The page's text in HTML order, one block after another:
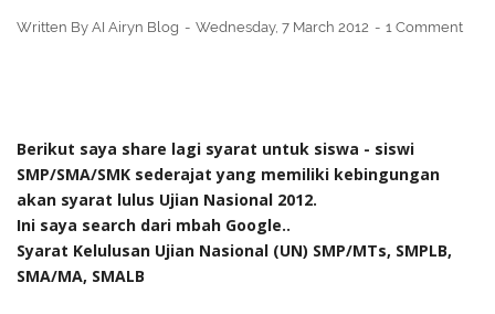
Written By AI Airyn Blog Wednesday, 7 March 2012 1 Comment
Berikut saya share lagi syarat untuk siswa - siswi
SMP/SMA/SMK sederajat yang memiliki kebingungan
akan syarat lulus Ujian Nasional 2012.
Ini saya search dari mbah Google..
Syarat Kelulusan Ujian Nasional (UN) SMP/MTs, SMPLB,
SMA/MA, SMALB